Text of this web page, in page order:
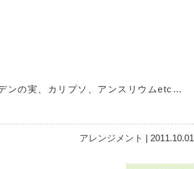
ンの実、カリプソ、アンスリウムetc…
アレンジメント | 2011.10.01